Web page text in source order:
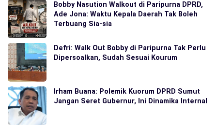
Bobby Nasution Walkout di Paripurna DPRD,
Ade Jona: Waktu Kepala Daerah Tak Boleh
Terbuang Sia-sia
Defri: Walk Out Bobby di Paripurna Tak Perlu
Dipersoalkan, Sudah Sesuai Kourum
Irham Buana: Polemik Kuorum DPRD Sumut
Jangan Seret Gubernur, Ini Dinamika Internal